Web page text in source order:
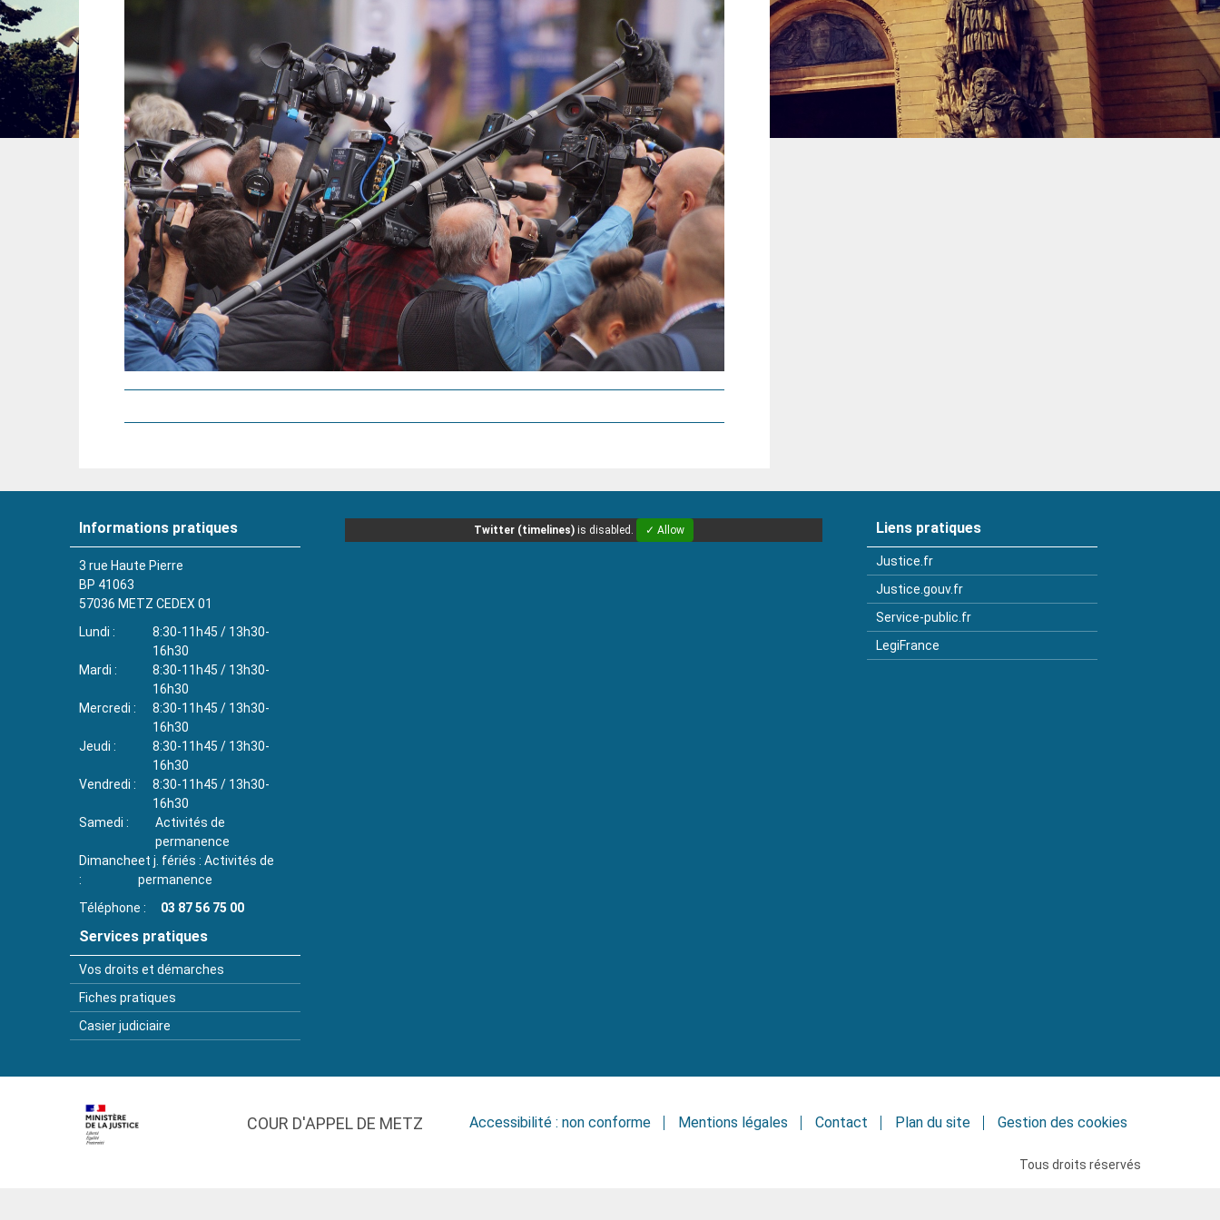
Informations pratiques
3 rue Haute Pierre
BP 41063
57036 METZ CEDEX 01
Lundi
8:30-11h45 / 13h30-
16h30
Mardi
8:30-11h45 / 13h30-
16h30
Mercredi
8:30-11h45 / 13h30-
16h30
Jeudi
8:30-11h45 / 13h30-
16h30
Vendredi
8:30-11h45 / 13h30-
16h30
Samedi
Activités de
permanence
Dimancheet j. fériés : Activités de
permanence
Téléphone
03 87 56 75 00
Services pratiques
Vos droits et démarches
Fiches pratiques
Casier judiciaire
Twitter (timelines)is disabled. ✓ Allow Liens pratiques
Justice.fr
Justice.gouv.fr
Service-public.fr
LegiFrance
COUR D'APPEL DE METZ Accessibilité : non conforme Mentions légales Contact Plan du site Gestion des cookies
Tous droits réservés